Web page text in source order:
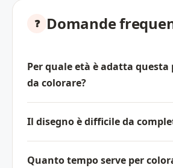
Domande
Per quale età è adatta questa
da colorare?
Il disegno è difficile da
Quanto tempo serve per